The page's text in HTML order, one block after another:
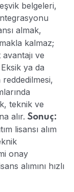
belgeleri,
almak,
kalmaz;
ve
ya da
teknik ve
alır. Sonuç:
lisansı alım
onay
alımını hızlı